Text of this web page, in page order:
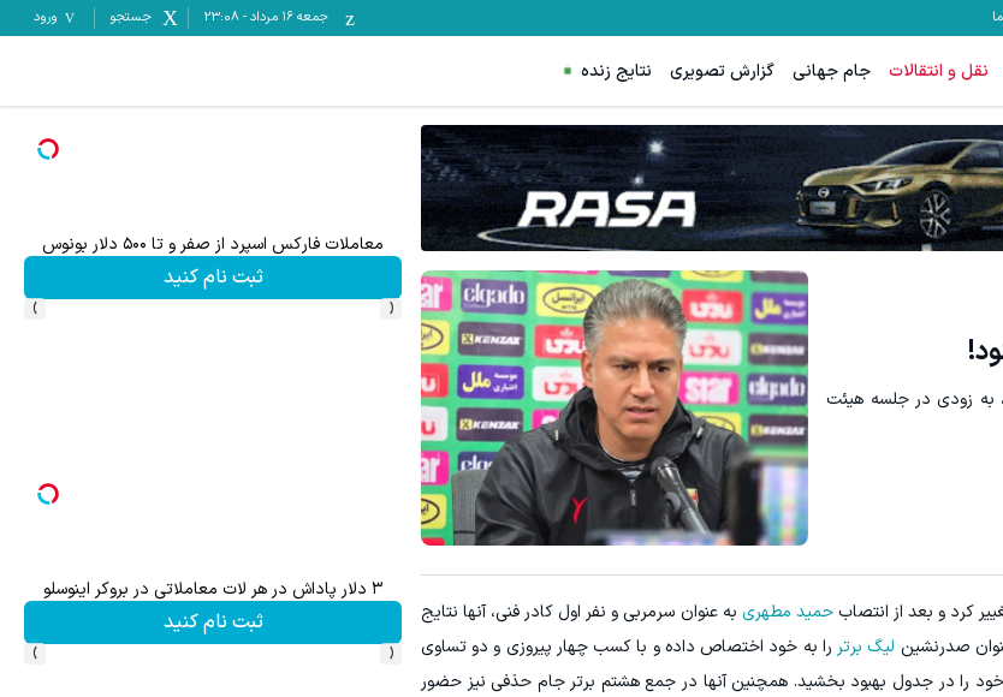
جمعه ۱۶ مرداد -
23:08 جستجو ورود
نقل و انتقالات جام جهانی گزارش تصویری نتایج زنده
به زودی در جلسه هیئت
کرد و بعد از انتصابحمید مطهری به عنوان سرمربی و نفر اول کادر فنی، آنها نتایج
صدرنشین لیگ برتر را به خود اختصاص داده و با کسب چهار پیروزی و دو تساوی
خود را در جدول بهبود بخشید. همچنین آنها در جمع هشتم برتر جام حذفی نیز حضور
معاملات فارکس اسپرد از صفر و تا ۵۰۰ دلار بونوس
ثبت نام کنید
۵۰ درصد کش بک کمیسیون معاملات در حساب ecn بروکر اینوسلو
‹
›
ثبت نام کنید
سرمایه‌اتو توی مدت کم دو برابر کن!
‹
›